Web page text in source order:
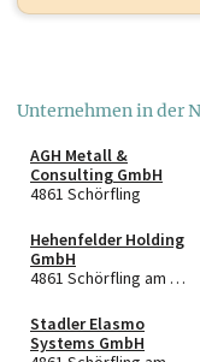
Unternehmen in der
AGH Metall &
Consulting GmbH
4861 Schörfling
Hehenfelder Holding
GmbH
4861 Schörfling am Attersee
Stadler Elasmo
Systems GmbH